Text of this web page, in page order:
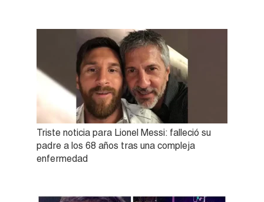
Triste noticia para Lionel Messi: falleció su
padre a los 68 años tras una compleja
enfermedad